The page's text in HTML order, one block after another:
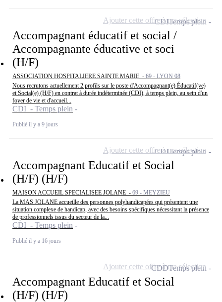
Accompagnant éducatif et social /
Accompagnante éducative et soci
(H/F)
ASSOCIATION HOSPITALIERE SAINTE MARIE - 69 - LYON 08
Nous recrutons actuellement 2 profils sur le poste d'Accompagnant(e) Éducatif(ve)
et Social(e) (H/F) en contrat à durée indéterminée (CDI), à temps plein, au sein d'un
foyer de vie et d'accueil...
CDI - Temps plein
Publié il y a 9 jours
CDITemps plein
Ajouter cette offre à ma sélection
Accompagnant Educatif et Social
(H/F) (H/F)
MAISON ACCUEIL SPECIALISEE JOLANE - 69 - MEYZIEU
La MAS JOLANE accueille des personnes polyhandicapées qui présentent une
situation complexe de handicap, avec des besoins spécifiques nécessitant la présence
de professionnels issus du secteur de la...
CDI - Temps plein
Publié il y a 16 jours
CDITemps plein
Ajouter cette offre à ma sélection
Accompagnant Educatif et Social
(H/F) (H/F)
CDDTemps plein
Ajouter cette offre à ma sélection